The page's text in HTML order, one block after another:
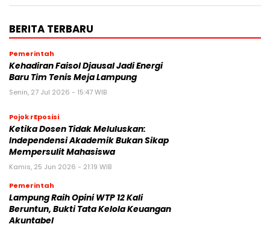
BERITA TERBARU
Pemerintah
Kehadiran Faisol Djausal Jadi Energi
Baru Tim Tenis Meja Lampung
Senin, 27 Jul 2026 - 15:47 WIB
Pojok rEposisi
Ketika Dosen Tidak Meluluskan:
Independensi Akademik Bukan Sikap
Mempersulit Mahasiswa
Kamis, 25 Jun 2026 - 21:19 WIB
Pemerintah
Lampung Raih Opini WTP 12 Kali
Beruntun, Bukti Tata Kelola Keuangan
Akuntabel